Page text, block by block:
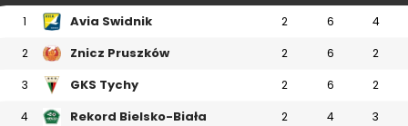
1 Avia Swidnik 2 6 4
2 Znicz Pruszków 2 6 2
3 GKS Tychy 2 6 2
4 Rekord Bielsko-Biała 2 4 3